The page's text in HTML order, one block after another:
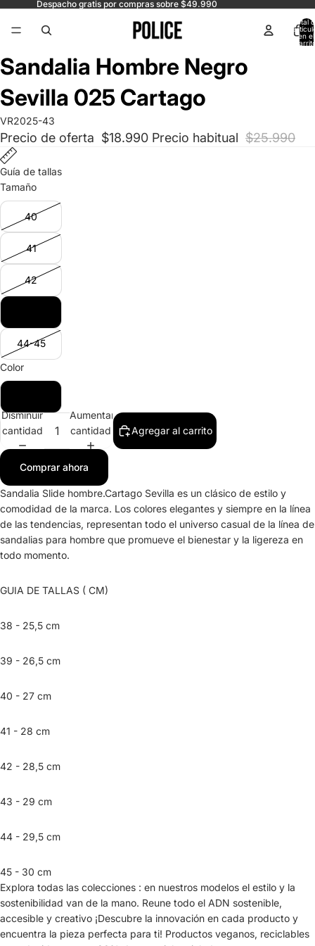
Despacho gratis por compras sobre $49.990
Total
en el
Abrir
imagen
a
pantalla
completa
Abrir
imagen
a
pantalla
completa
Sandalia Hombre Negro
Sevilla 025 Cartago
VR2025-43
Precio de oferta $18.990 Precio habitual $25.990
Guía de tallas
Tamaño
40
41
42
44-45
Color
Disminuir
cantidad
Aumentar
cantidad
Agregar al carrito
Comprar ahora
Sandalia Slide hombre.Cartago Sevilla es un clásico de estilo y
comodidad de la marca. Los colores elegantes y siempre en la línea
de las tendencias, representan todo el universo casual de la línea de
sandalias para hombre que promueve el bienestar y la ligereza en
todo momento.
GUIA DE TALLAS ( CM)
38 - 25,5 cm
39 - 26,5 cm
40 - 27 cm
41 - 28 cm
42 - 28,5 cm
43 - 29 cm
44 - 29,5 cm
45 - 30 cm
Explora todas las colecciones : en nuestros modelos el estilo y la
sostenibilidad van de la mano. Reune todo el ADN sostenible,
accesible y creativo ¡Descubre la innovación en cada producto y
encuentra la pieza perfecta para ti! Productos veganos, reciclables